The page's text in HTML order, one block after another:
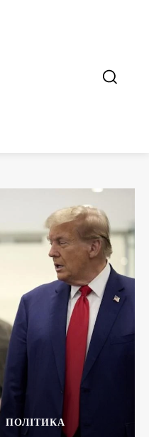
ПОЛІТИКА